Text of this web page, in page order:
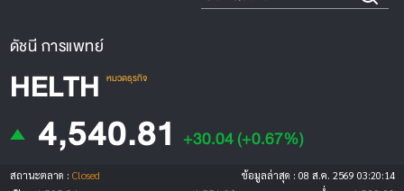
ดัชนี การแพทย์
HELTH หมวดธุรกิจ
4,540.81 +30.04(+0.67%)
สถานะตลาด : Closed ข้อมูลล่าสุด : 08 ส.ค. 2569 03:20:14